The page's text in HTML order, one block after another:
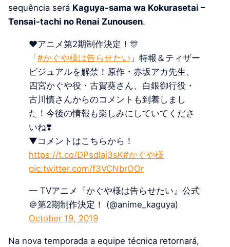
sequência será Kaguya-sama wa Kokurasetai –
Tensai-tachi no Renai Zunousen.
❤️アニメ第2期制作決定！🎊
「 #かぐや様は告らせたい 」特報＆ティザー
ビジュアルを解禁！原作・赤坂アカ先生、
四宮かぐや役・古賀葵さん、白銀御行役・
古川慎さんからのコメントも到着しまし
た！今後の情報も楽しみにしていてくださ
いね❣️
▼コメントはこちらから！
https://t.co/DPsdIaj3sK#かぐや様
pic.twitter.com/f3VCNbrOOr
— TVアニメ『かぐや様は告らせたい』公式
＠第2期制作決定！ (@anime_kaguya)
October 19, 2019
Na nova temporada a equipe técnica retornará,